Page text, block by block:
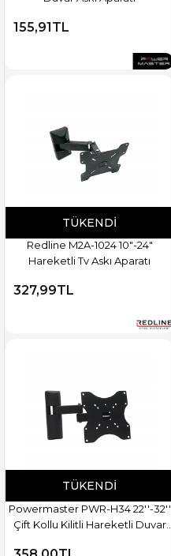
155,91TL
TÜKENDI
Redline M2A-1024 10"-24"
Hareketli Tv Askı Aparatı
327,99TL
TÜKENDI
Powermaster PWR-H34 22''-32''
Çift Kollu Kilitli Hareketli Duvar